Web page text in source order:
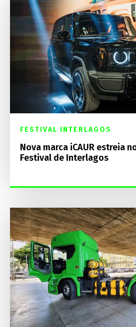
FESTIVAL INTERLAGOS
Nova marca iCAUR estreia
Festival de Interlagos